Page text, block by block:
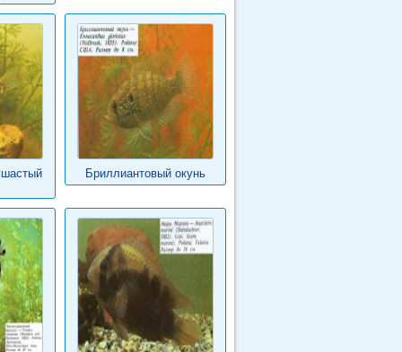
Бриллиантовый окунь